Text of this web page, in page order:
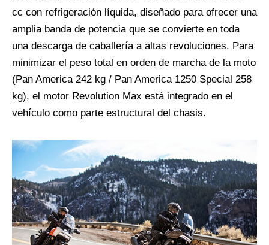
cc con refrigeración líquida, diseñado para ofrecer una
amplia banda de potencia que se convierte en toda
una descarga de caballería a altas revoluciones. Para
minimizar el peso total en orden de marcha de la moto
(Pan America 242 kg / Pan America 1250 Special 258
kg), el motor Revolution Max está integrado en el
vehículo como parte estructural del chasis.